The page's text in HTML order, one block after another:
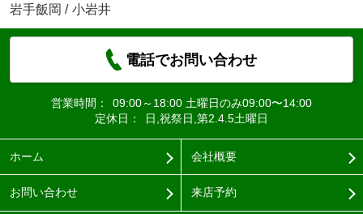
岩手飯岡 / 小岩井
電話でお問い合わせ
営業時間：
09:00～18:00 土曜日のみ09:00〜14:00
定休日：
日,祝祭日,第2.4.5土曜日
ホーム 会社概要
お問い合わせ 来店予約